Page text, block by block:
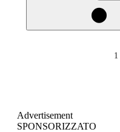
1
Advertisement
SPONSORIZZATO